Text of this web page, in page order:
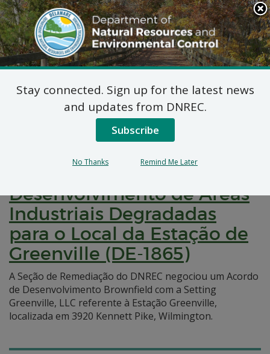
Search
This
Site
DNREC Menu
Pages Tagged With: "Acordo de
Desenvolvimento Brownfield"
Notificação de Comentário
Desenvolvimento de Áreas
Industriais Degradadas
para o Local da Estação de
Greenville (DE-1865)
A Seção de Remediação do DNREC negociou um Acordo
de Desenvolvimento Brownfield com a Setting
Greenville, LLC referente à Estação Greenville,
localizada em 3920 Kennett Pike, Wilmington.
Stay connected. Sign up for the latest news
and updates from DNREC.
Subscribe
No Thanks Remind Me Later